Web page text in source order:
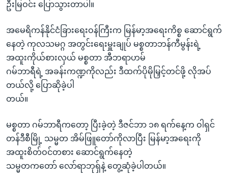
ဦးမြဝင်း ပြောသွားတာပါ။
အမေရိကန်နိုင်ငံခြားရေးဝန်ကြီးက မြန်မာ့အရေးကိစ္စ ဆောင်ရွက်
နေတဲ့ ကုလသမဂ္ဂ အတွင်းရေးမှူးချုပ် မစ္စတာဘန်ကီမွန်းရဲ့
အထူးကိုယ်စားလှယ် မစ္စတာ အီဘရာဟမ်
ဂမ်ဘာရီရဲ့ အခန်းကဏ္ဍကိုလည်း ဒီထက်ပိုမိုမြှင့်တင်ဖို့ လိုအပ်
တယ်လို့ ပြောဆိုခဲ့ပါ
တယ်။
မစ္စတာ ဂမ်ဘာရီကတော့ ပြီးခဲ့တဲ့ ဒီဇင်ဘာ ၁၈ ရက်နေ့က ဝါရှင်
တန်ဒီစီမြို့ သမ္မတ အိမ်ဖြူတော်ကိုလာပြီး မြန်မာ့အရေးကို
အထူးစိတ်ဝင်တစား ဆောင်ရွက်နေတဲ့
သမ္မတကတော် လော်ရာဘုရှ်နဲ့ တွေ့ဆုံခဲ့ပါတယ်။